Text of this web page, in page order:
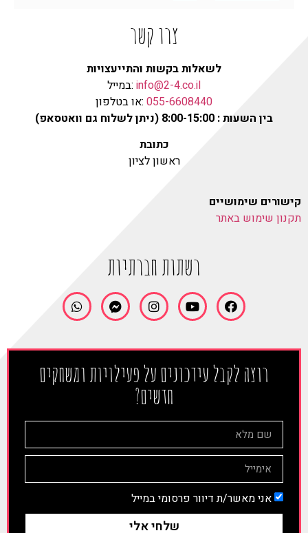
רוצה לקבל עידכונים על פעילויות ומשחקים
חדשים?
אני מאשר/ת דיוור פרסומי במייל
שלחי אלי
רשתות חברתיות
צרו קשר
לשאלות בקשות והתייעצויות
info@2-4.co.il :במייל
055-6608440 :או בטלפון
בין השעות : 8:00-15:00 (ניתן לשלוח גם וואטסאפ)
כתובת
ראשון לציון
קישורים שימושיים
תקנון שימוש באתר